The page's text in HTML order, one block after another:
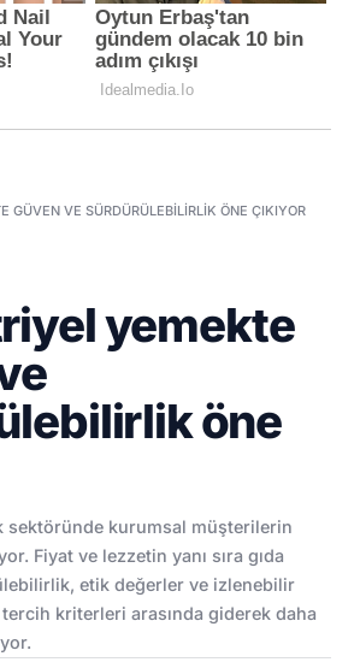
GÜVEN VE SÜRDÜRÜLEBILIRLIK ÖNE ÇIKIYOR
yemekte
öne
sektöründe kurumsal müşterilerin
Fiyat ve lezzetin yanı sıra gıda
etik değerler ve izlenebilir
tercih kriterleri arasında giderek daha